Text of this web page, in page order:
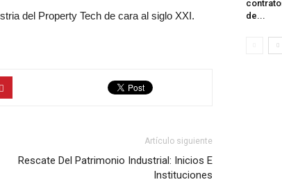
del Property Tech de cara al siglo XXI.
Artículo siguiente
Rescate Del Patrimonio Industrial: Inicios E
Instituciones
de...